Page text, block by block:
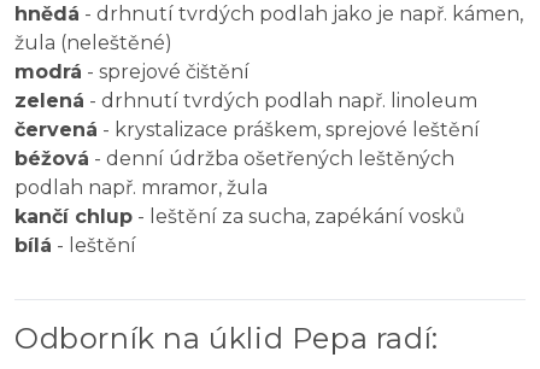
hnědá - drhnutí tvrdých podlah jako je např. kámen,
žula (neleštěné)
modrá - sprejové čištění
zelená - drhnutí tvrdých podlah např. linoleum
červená - krystalizace práškem, sprejové leštění
béžová - denní údržba ošetřených leštěných
podlah např. mramor, žula
kančí chlup - leštění za sucha, zapékání vosků
bílá - leštění
Odborník na úklid Pepa radí: